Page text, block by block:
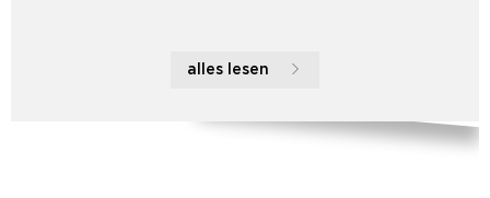
alles lesen